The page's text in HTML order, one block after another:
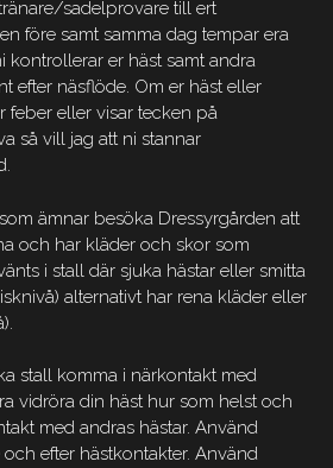
sadelprovare till ert
före samt samma dag tempar era
kontrollerar er häst samt andra
efter näsflöde. Om er häst eller
feber eller visar tecken på
så vill jag att ni stannar
ämnar besöka Dressyrgården att
och har kläder och skor som
i stall där sjuka hästar eller smitta
alternativt har rena kläder eller
stall komma i närkontakt med
vidröra din häst hur som helst och
med andras hästar. Använd
efter hästkontakter. Använd